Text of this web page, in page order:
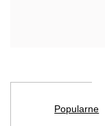
Popularne